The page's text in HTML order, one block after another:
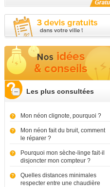
Les plus consultées
Mon néon clignote, pourquoi ?
Mon néon fait du bruit, comment
le réparer ?
Pourquoi mon sèche-linge fait-il
disjoncter mon compteur ?
Quelles distances minimales
respecter entre une chaudière